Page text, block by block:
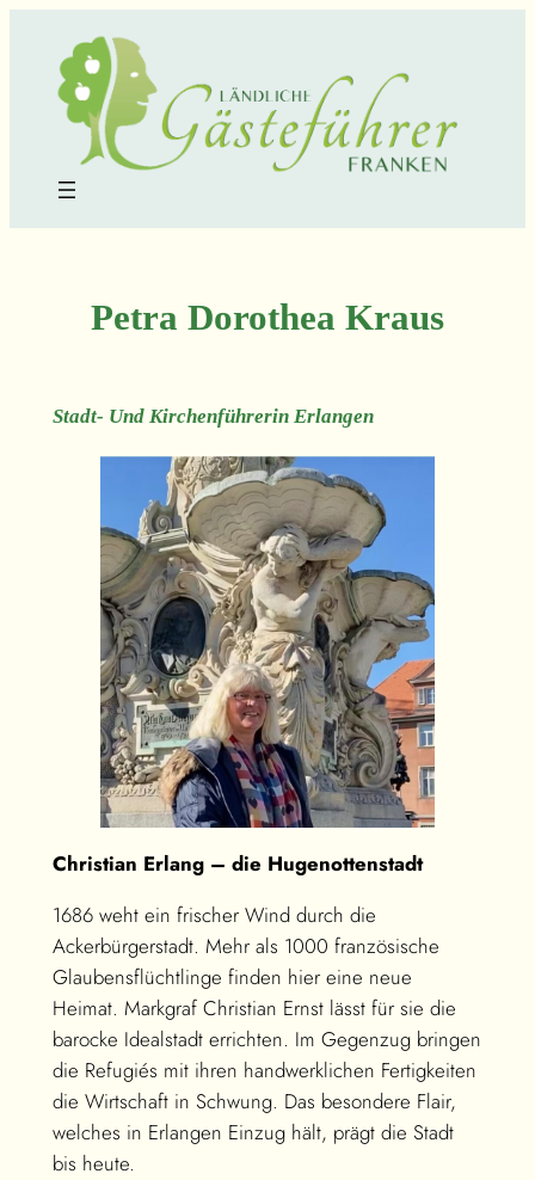
springen
Petra Dorothea Kraus
Stadt- Und Kirchenführerin Erlangen
Christian Erlang – die Hugenottenstadt
1686 weht ein frischer Wind durch die
Ackerbürgerstadt. Mehr als 1000 französische
Glaubensflüchtlinge finden hier eine neue
Heimat. Markgraf Christian Ernst lässt für sie die
barocke Idealstadt errichten. Im Gegenzug bringen
die Refugiés mit ihren handwerklichen Fertigkeiten
die Wirtschaft in Schwung. Das besondere Flair,
welches in Erlangen Einzug hält, prägt die Stadt
bis heute.